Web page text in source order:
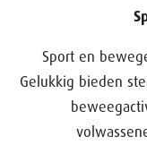
Sport en
Gelukkig bieden